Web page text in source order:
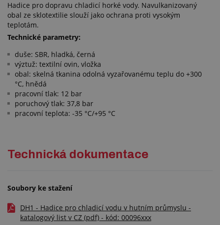
Hadice pro dopravu chladicí horké vody. Navulkanizovaný
obal ze sklotextilie slouží jako ochrana proti vysokým
teplotám.
Technické parametry:
duše: SBR, hladká, černá
výztuž: textilní ovin, vložka
obal: skelná tkanina odolná vyzařovanému teplu do +300
°C, hnědá
pracovní tlak: 12 bar
poruchový tlak: 37,8 bar
pracovní teplota: -35 °C/+95 °C
Technická dokumentace
Soubory ke stažení
DH1 - Hadice pro chladicí vodu v hutním průmyslu -
katalogový list v CZ (pdf) - kód: 00096xxx